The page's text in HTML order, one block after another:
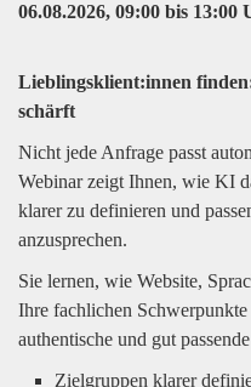
06.08.2026, 09:00 bis 13:00
Lieblingsklient:innen
schärft
Nicht jede Anfrage passt
Webinar zeigt Ihnen, wie KI
klarer zu definieren und
anzusprechen.
Sie lernen, wie Website,
Ihre fachlichen
authentische und gut
Zielgruppen klarer